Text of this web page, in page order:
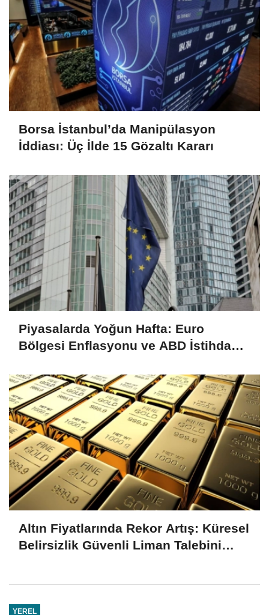
Borsa İstanbul’da Manipülasyon
İddiası: Üç İlde 15 Gözaltı Kararı
Piyasalarda Yoğun Hafta: Euro
Bölgesi Enflasyonu ve ABD İstihdam
Altın Fiyatlarında Rekor Artış: Küresel
Belirsizlik Güvenli Liman Talebini
YEREL